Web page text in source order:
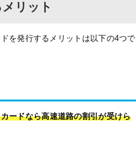
リット
を発行するメリットは以下の4つで
ードなら高速道路の割引が受けら